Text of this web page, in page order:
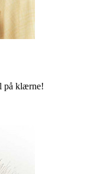
på klærne!